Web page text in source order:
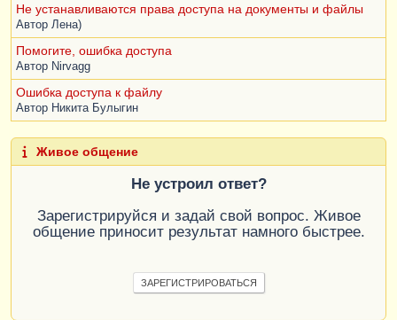
Не устанавливаются права доступа на документы и файлы
Автор Лена)
Помогите, ошибка доступа
Автор Nirvagg
Ошибка доступа к файлу
Автор Никита Булыгин
Живое общение
Не устроил ответ?
Зарегистрируйся и задай свой вопрос. Живое
общение приносит результат намного быстрее.
ЗАРЕГИСТРИРОВАТЬСЯ